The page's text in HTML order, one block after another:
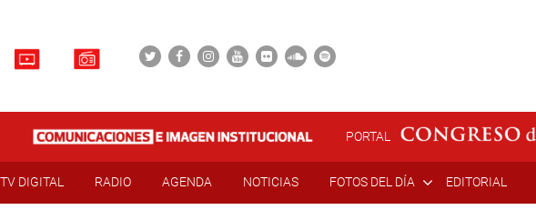
PORTAL
TV DIGITAL RADIO AGENDA NOTICIAS FOTOS DEL DÍA EDITORIAL